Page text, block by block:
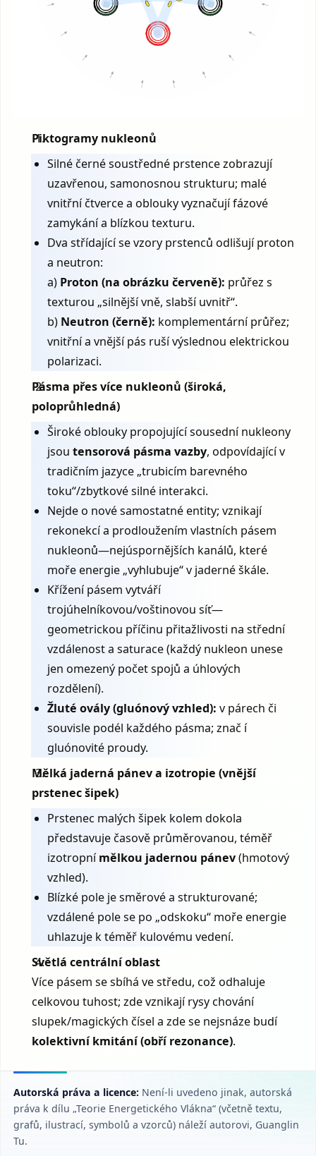
Piktogramy nukleonů
Silné černé soustředné prstence zobrazují
uzavřenou, samonosnou strukturu; malé
vnitřní čtverce a oblouky vyznačují fázové
zamykání a blízkou texturu.
Dva střídající se vzory prstenců odlišují proton
a neutron:
a) Proton (na obrázku červeně): průřez s
texturou „silnější vně, slabší uvnitř“.
b) Neutron (černě): komplementární průřez;
vnitřní a vnější pás ruší výslednou elektrickou
polarizaci.
Pásma přes více nukleonů (široká,
poloprůhledná)
Široké oblouky propojující sousední nukleony
jsoutensorová pásma vazby, odpovídající v
tradičním jazyce „trubicím barevného
toku“/zbytkové silné interakci.
Nejde o nové samostatné entity; vznikají
rekonekcí a prodloužením vlastních pásem
nukleonů—nejúspornějších kanálů, které
moře energie „vyhlubuje“ v jaderné škále.
Křížení pásem vytváří
trojúhelníkovou/voštinovou síť—
geometrickou příčinu přitažlivosti na střední
vzdálenost a saturace (každý nukleon unese
jen omezený počet spojů a úhlových
rozdělení).
Žluté ovály (gluónový vzhled): v párech či
souvisle podél každého pásma; znač í
gluónovité proudy.
Mělká jaderná pánev a izotropie (vnější
prstenec šipek)
Prstenec malých šipek kolem dokola
představuje časově průměrovanou, téměř
izotropnímělkou jadernou pánev(hmotový
vzhled).
Blízké pole je směrové a strukturované;
vzdálené pole se po „odskoku“ moře energie
uhlazuje k téměř kulovému vedení.
Světlá centrální oblast
Více pásem se sbíhá ve středu, což odhaluje
celkovou tuhost; zde vznikají rysy chování
slupek/magických čísel a zde se nejsnáze budí
kolektivní kmitání (obří rezonance).
Autorská práva a licence: Není-li uvedeno jinak, autorská
práva k dílu „Teorie Energetického Vlákna“ (včetně textu,
grafů, ilustrací, symbolů a vzorců) náleží autorovi, Guanglin
Tu.